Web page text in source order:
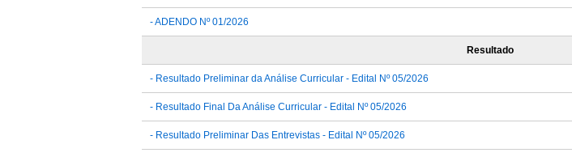
- ADENDO Nº 01/2026
Resultado
- Resultado Preliminar da Análise Curricular - Edital Nº 05/2026
- Resultado Final Da Análise Curricular - Edital Nº 05/2026
- Resultado Preliminar Das Entrevistas - Edital Nº 05/2026